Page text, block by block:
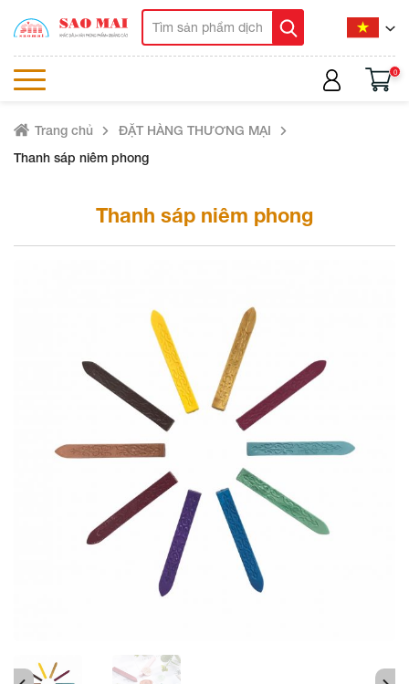
0
Trang chủ
ĐẶT HÀNG THƯƠNG MẠI
Thanh sáp niêm phong
Thanh sáp niêm phong